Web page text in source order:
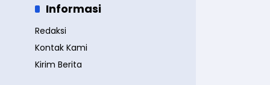
Informasi
Redaksi
Kontak Kami
Kirim Berita